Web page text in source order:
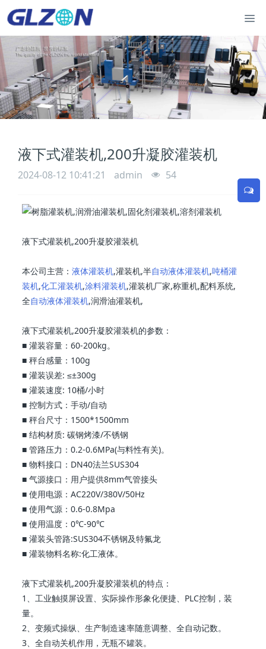
液下式灌装机,200升凝胶灌装机
2024-08-12 10:41:21 admin 54
液下式灌装机,200升凝胶灌装机
本公司主营：液体灌装机,灌装机,半自动液体灌装机,吨桶灌
装机,化工灌装机,涂料灌装机,灌装机厂家,称重机,配料系统,
全自动液体灌装机,润滑油灌装机,
液下式灌装机,200升凝胶灌装机的参数：
■ 灌装容量：60-200kg。
■ 秤台感量：100g
■ 灌装误差: ≤±300g
■ 灌装速度: 10桶/小时
■ 控制方式：手动/自动
■ 秤台尺寸：1500*1500mm
■ 结构材质: 碳钢烤漆/不锈钢
■ 管路压力：0.2-0.6MPa(与料性有关)。
■ 物料接口：DN40法兰SUS304
■ 气源接口：用户提供8mm气管接头
■ 使用电源：AC220V/380V/50Hz
■ 使用气源：0.6-0.8Mpa
■ 使用温度：0℃-90℃
■ 灌装头管路:SUS304不锈钢及特氟龙
■ 灌装物料名称:化工液体。
液下式灌装机,200升凝胶灌装机的特点：
1、工业触摸屏设置、实际操作形象化便捷、PLC控制，装
量。
2、变频式操纵、生产制造速率随意调整、全自动记数。
3、全自动关机作用，无瓶不罐装。